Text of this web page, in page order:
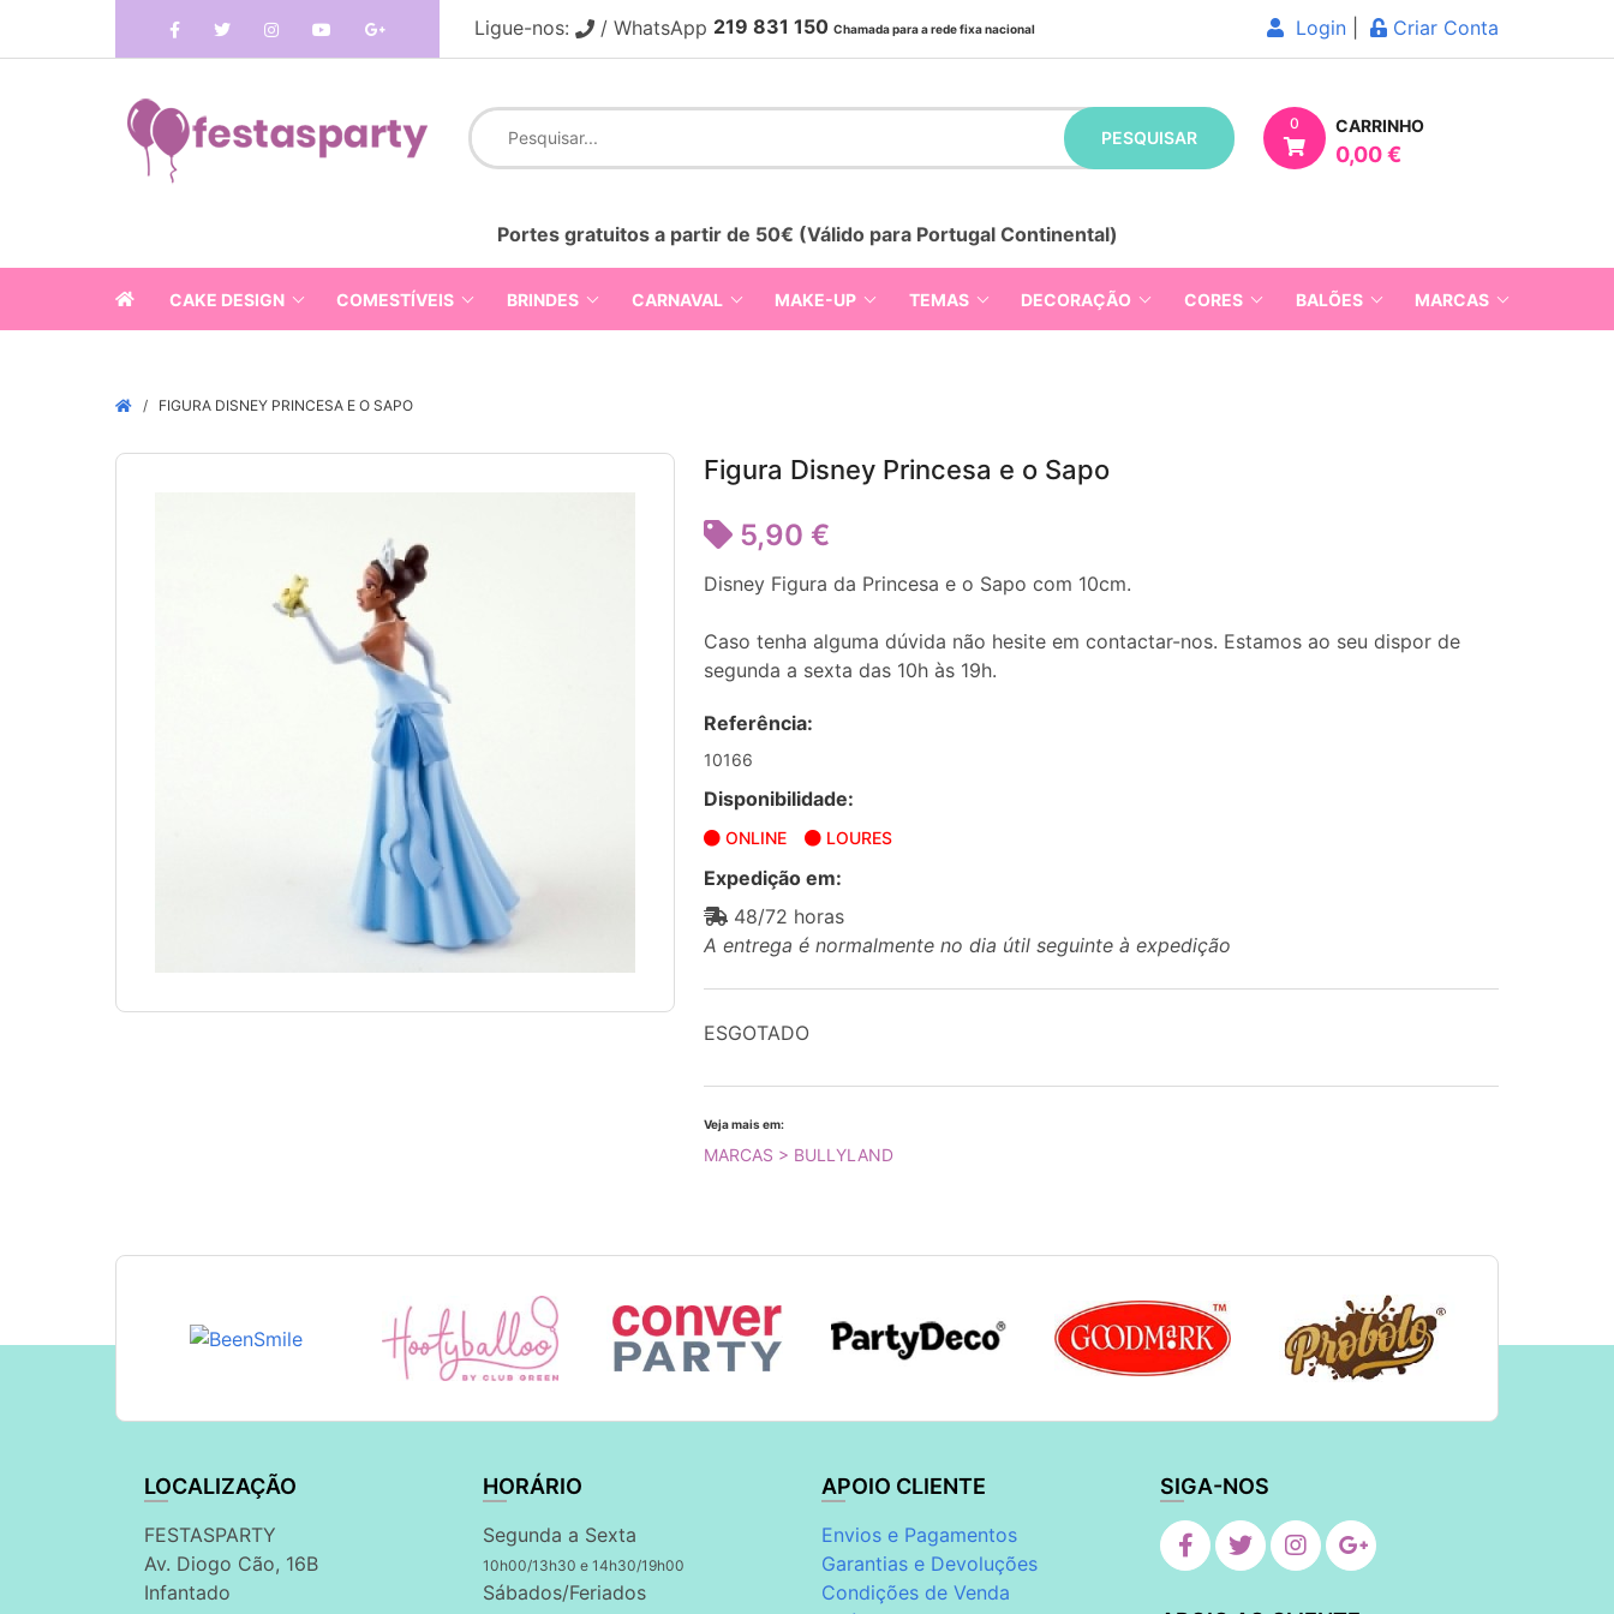
Ligue-nos: / WhatsApp 219 831 150 Chamada para a rede fixa nacional Login Criar Conta
PESQUISAR
0 CARRINHO
0,00 €
Portes gratuitos a partir de 50€ (Válido para Portugal Continental)
CAKE DESIGN COMESTÍVEIS BRINDES CARNAVAL MAKE-UP TEMAS DECORAÇÃO CORES BALÕES MARCAS
FIGURA DISNEY PRINCESA E O SAPO
Figura Disney Princesa e o Sapo
5,90 €
Disney Figura da Princesa e o Sapo com 10cm.
Caso tenha alguma dúvida não hesite em contactar-nos. Estamos ao seu dispor de
segunda a sexta das 10h às 19h.
Referência:
10166
Disponibilidade:
ONLINE LOURES
Expedição em:
48/72 horas
A entrega é normalmente no dia útil seguinte à expedição
ESGOTADO
Veja mais em:
MARCAS > BULLYLAND
LOCALIZAÇÃO
FESTASPARTY
Av. Diogo Cão, 16B
Infantado
HORÁRIO
Segunda a Sexta
10h00/13h30 e 14h30/19h00
Sábados/Feriados
APOIO CLIENTE
Envios e Pagamentos
Garantias e Devoluções
Condições de Venda
SIGA-NOS